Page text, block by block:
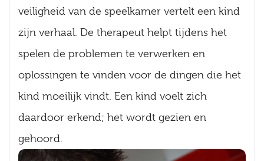
veiligheid van de speelkamer vertelt een kind
zijn verhaal. De therapeut helpt tijdens het
spelen de problemen te verwerken en
oplossingen te vinden voor de dingen die het
kind moeilijk vindt. Een kind voelt zich
daardoor erkend; het wordt gezien en
gehoord.